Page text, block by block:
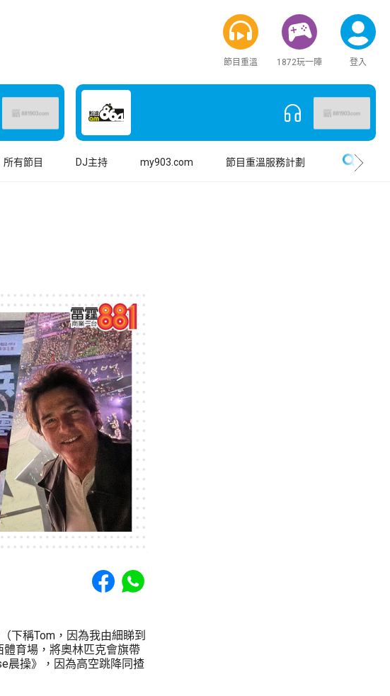
節目重溫 1872玩一陣 登入
所有節目 DJ主持 my903.com 節目重溫服務計劃
Share to Facebook
Share to WhatsApp
下稱Tom，因為我由細睇到
育場，將奧林匹克會旗帶
晨操》，因為高空跳降同揸